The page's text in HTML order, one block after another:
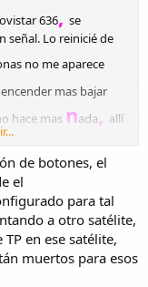
ovistar 636, se
señal. Lo reinicié de
no me aparece
mas bajar
hace mas nada, allí
de botones, el
el
para tal
a otro satélite,
en ese satélite,
muertos para esos